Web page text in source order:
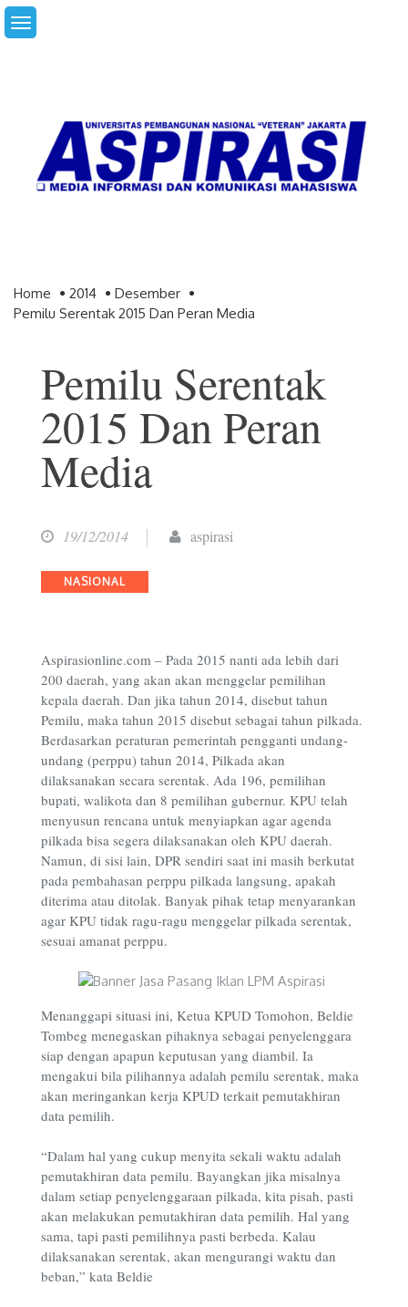
Skip
to
Home 2014
Desember
Pemilu Serentak 2015 Dan Peran Media
Pemilu Serentak
2015 Dan Peran
Media
19/12/2014 aspirasi
Categories
NASIONAL
Aspirasionline.com – Pada 2015 nanti ada lebih dari
200 daerah, yang akan akan menggelar pemilihan
kepala daerah. Dan jika tahun 2014, disebut tahun
Pemilu, maka tahun 2015 disebut sebagai tahun pilkada.
Berdasarkan peraturan pemerintah pengganti undang-
undang (perppu) tahun 2014, Pilkada akan
dilaksanakan secara serentak. Ada 196, pemilihan
bupati, walikota dan 8 pemilihan gubernur. KPU telah
menyusun rencana untuk menyiapkan agar agenda
pilkada bisa segera dilaksanakan oleh KPU daerah.
Namun, di sisi lain, DPR sendiri saat ini masih berkutat
pada pembahasan perppu pilkada langsung, apakah
diterima atau ditolak. Banyak pihak tetap menyarankan
agar KPU tidak ragu-ragu menggelar pilkada serentak,
sesuai amanat perppu.
Menanggapi situasi ini, Ketua KPUD Tomohon, Beldie
Tombeg menegaskan pihaknya sebagai penyelenggara
siap dengan apapun keputusan yang diambil. Ia
mengakui bila pilihannya adalah pemilu serentak, maka
akan meringankan kerja KPUD terkait pemutakhiran
data pemilih.
“Dalam hal yang cukup menyita sekali waktu adalah
pemutakhiran data pemilu. Bayangkan jika misalnya
dalam setiap penyelenggaraan pilkada, kita pisah, pasti
akan melakukan pemutakhiran data pemilih. Hal yang
sama, tapi pasti pemilihnya pasti berbeda. Kalau
dilaksanakan serentak, akan mengurangi waktu dan
beban,” kata Beldie